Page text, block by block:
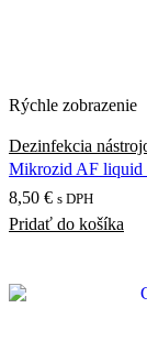
Rýchle zobrazenie
Dezinfekcia
Mikrozid AF liquid
8,50 € s DPH
Pridať do košíka